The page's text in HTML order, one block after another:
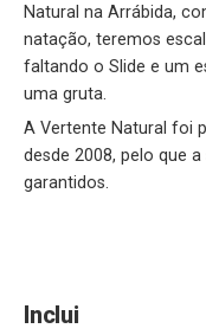
Natural na Arrábida,
natação, teremos
faltando o Slide e um
uma gruta.
A Vertente Natural foi
desde 2008, pelo que
garantidos.
Inclui